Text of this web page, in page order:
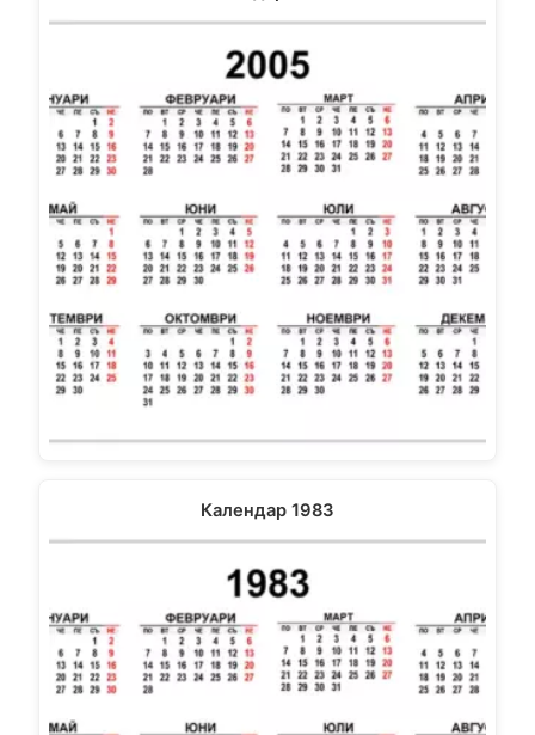
Календар 1983